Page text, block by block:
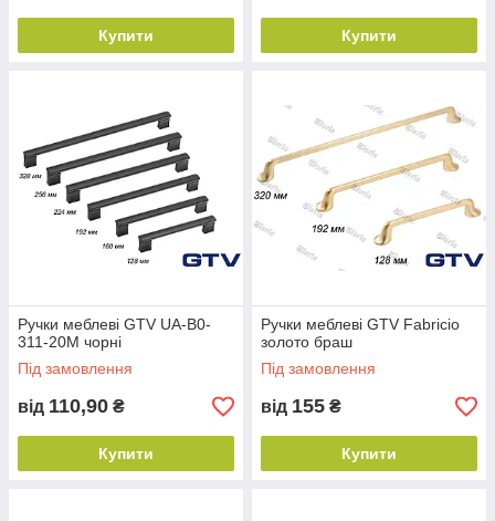
Купити Купити
Ручки меблеві GTV UA-B0-
311-20M чорні
Під замовлення
від 110,90 ₴
Купити
Ручки меблеві GTV Fabricio
золото браш
Під замовлення
від 155 ₴
Купити